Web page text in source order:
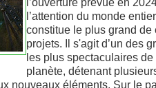
l’attention du monde
constitue le plus grand de
projets. Il s'agit d’un des
les plus spectaculaires de
planète, détenant
nouveaux éléments. Sur le